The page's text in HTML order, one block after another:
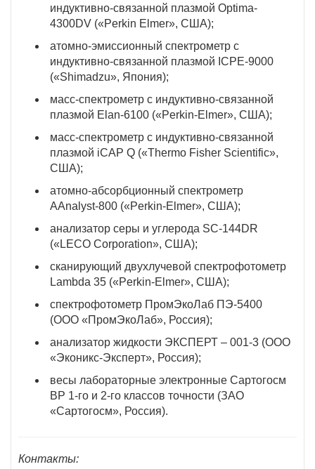
индуктивно-связанной плазмой Optima-
4300DV («Perkin Elmer», США);
атомно-эмиссионный спектрометр с
индуктивно-связанной плазмой ICPE-9000
(«Shimadzu», Япония);
масс-спектрометр с индуктивно-связанной
плазмой Elan-6100 («Perkin-Elmer», США);
масс-спектрометр с индуктивно-связанной
плазмой iCAP Q («Thermo Fisher Scientific»,
США);
атомно-абсорбционный спектрометр
AAnalyst-800 («Perkin-Elmer», США);
анализатор серы и углерода SC-144DR
(«LECO Corporation», США);
сканирующий двухлучевой спектрофотометр
Lambda 35 («Perkin-Elmer», США);
спектрофотометр ПромЭкоЛаб ПЭ-5400
(ООО «ПромЭкоЛаб», Россия);
анализатор жидкости ЭКСПЕРТ – 001-3 (ООО
«Эконикс-Эксперт», Россия);
весы лабораторные электронные Сартогосм
ВР 1-го и 2-го классов точности (ЗАО
«Сартогосм», Россия).
Контакты: